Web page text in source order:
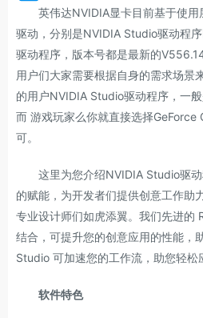
英伟达NVIDIA显卡目前基于使用
驱动，分别是NVIDIA Studio驱动程
驱动程序，版本号都是最新的
用户们大家需要根据自身的需求场景
的用户NVIDIA Studio驱动程序，一般
而 游戏玩家么你就直接选择GeForce
可。
这里为您介绍NVIDIA Studio驱动
的赋能，为开发者们提供创意工作助
专业设计师们如虎添翼。我们先进的
结合，可提升您的创意应用的性能，
Studio 可加速您的工作流，助您轻松
软件特色